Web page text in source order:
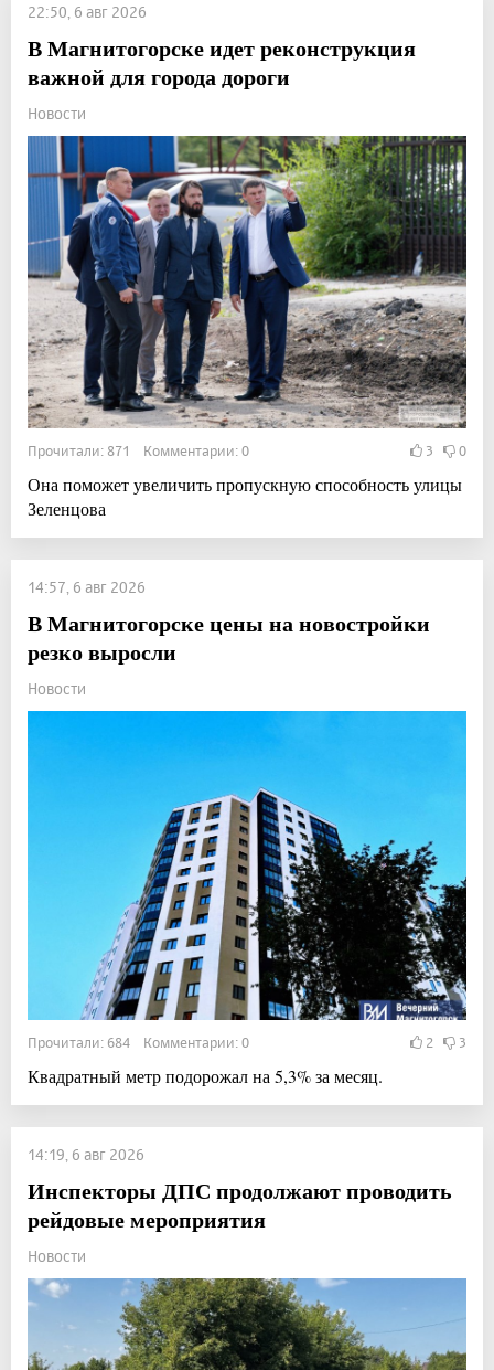
22:50, 6 авг 2026
В Магнитогорске идет реконструкция
важной для города дороги
Новости
Прочитали: 871 Комментарии: 0 3 0
Она поможет увеличить пропускную способность улицы
Зеленцова
14:57, 6 авг 2026
В Магнитогорске цены на новостройки
резко выросли
Новости
Прочитали: 684 Комментарии: 0 2 3
Квадратный метр подорожал на 5,3% за месяц.
14:19, 6 авг 2026
Инспекторы ДПС продолжают проводить
рейдовые мероприятия
Новости